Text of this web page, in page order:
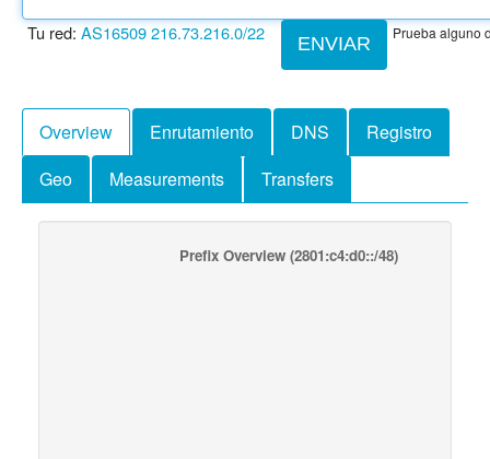
ENVIAR
Tu red: AS16509216.73.216.0/22 Prueba alguno
Overview Enrutamiento DNS
Registro
Geo
Measurements Transfers
Prefix Overview(2801:c4:d0::/48)